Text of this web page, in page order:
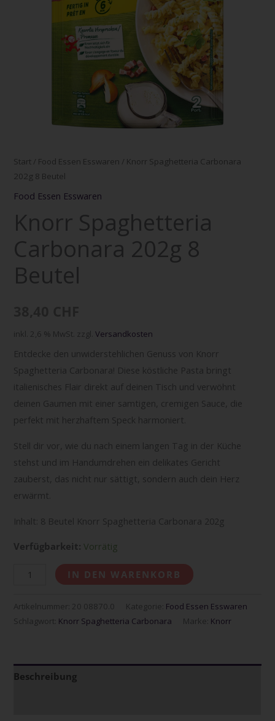
Start / Food Essen Esswaren / Knorr Spaghetteria Carbonara
202g 8 Beutel
Food Essen Esswaren
Knorr Spaghetteria
Carbonara 202g 8
Beutel
inkl. 2,6 % MwSt. zzgl.Versandkosten
Entdecke den unwiderstehlichen Genuss von Knorr
Spaghetteria Carbonara! Diese köstliche Pasta bringt
italienisches Flair direkt auf deinen Tisch und verwöhnt
deinen Gaumen mit einer samtigen, cremigen Sauce, die
perfekt mit herzhaftem Speck harmoniert.
Stell dir vor, wie du nach einem langen Tag in der Küche
stehst und im Handumdrehen ein delikates Gericht
zauberst, das nicht nur sättigt, sondern auch dein Herz
erwärmt.
Inhalt: 8 Beutel Knorr Spaghetteria Carbonara 202g
Verfügbarkeit: Vorrätig
IN DEN WARENKORB
Artikelnummer: 20 08870.0 Kategorie: Food Essen Esswaren
Schlagwort: Knorr Spaghetteria Carbonara Marke: Knorr
Beschreibung